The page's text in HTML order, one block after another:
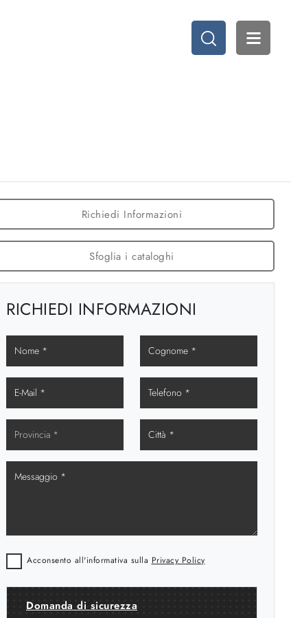
Richiedi Informazioni
Sfoglia i cataloghi
RICHIEDI INFORMAZIONI
Acconsento all'informativa sulla Privacy Policy
Domanda di sicurezza